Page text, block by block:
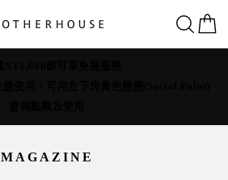
搜尋
MAGAZINE